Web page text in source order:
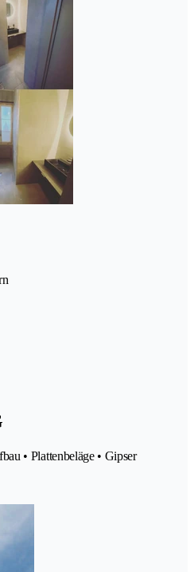
• Plattenbeläge • Gipser